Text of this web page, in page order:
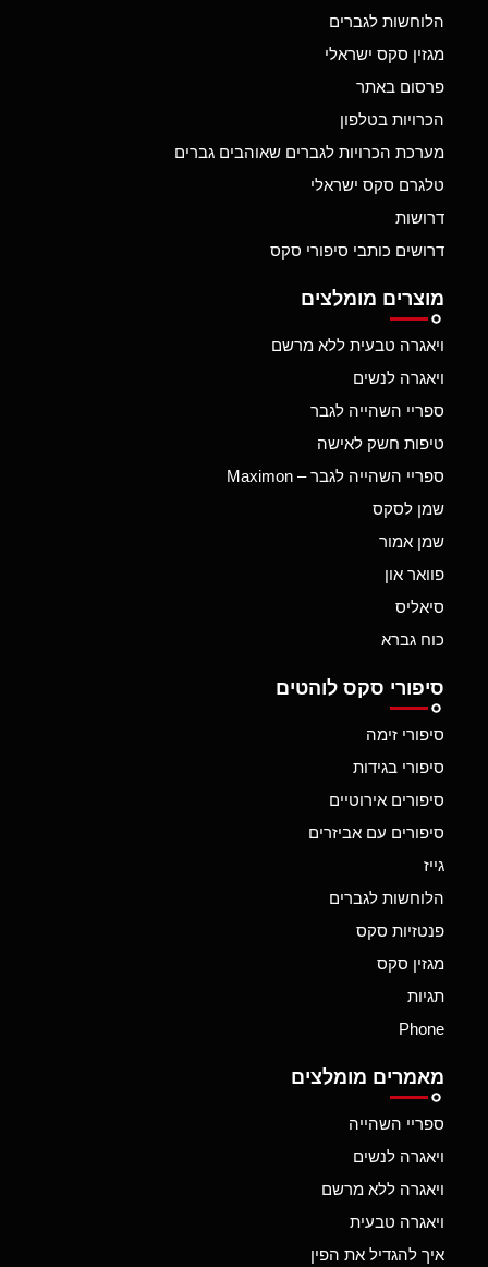
הלוחשות לגברים
מגזין סקס ישראלי
פרסום באתר
הכרויות בטלפון
מערכת הכרויות לגברים שאוהבים גברים
טלגרם סקס ישראלי
דרושות
דרושים כותבי סיפורי סקס
מוצרים מומלצים
ויאגרה טבעית ללא מרשם
ויאגרה לנשים
ספריי השהייה לגבר
טיפות חשק לאישה
ספריי השהייה לגבר – Maximon
שמן לסקס
שמן אמור
פוואר און
סיאליס
כוח גברא
סיפורי סקס לוהטים
סיפורי זימה
סיפורי בגידות
סיפורים אירוטיים
סיפורים עם אביזרים
גייז
הלוחשות לגברים
פנטזיות סקס
מגזין סקס
תגיות
Phone
מאמרים מומלצים
ספריי השהייה
ויאגרה לנשים
ויאגרה ללא מרשם
ויאגרה טבעית
איך להגדיל את הפין